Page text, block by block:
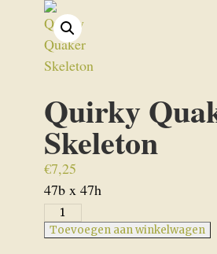
Quirky
Skeleton
€7,25
47b x 47h
Quirky
Quaker
Toevoegen aan winkelwagen